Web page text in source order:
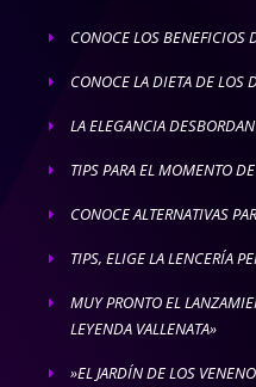
E CONOCE LOS BENEFICIOS
E CONOCE LA DIETA DE LOS
E LA ELEGANCIA
E TIPS PARA EL MOMENTO
E CONOCE ALTERNATIVAS
E TIPS, ELIGE LA LENCERÍA
E
MUY PRONTO EL
LEYENDA VALLENATA»
E »EL JARDÍN DE LOS